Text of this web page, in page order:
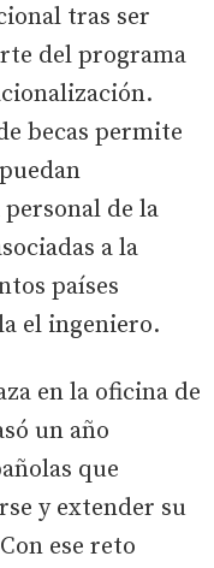
tras ser
del programa
becas permite
de la
a la
países
el ingeniero.
en la oficina de
un año
que
y extender su
ese reto